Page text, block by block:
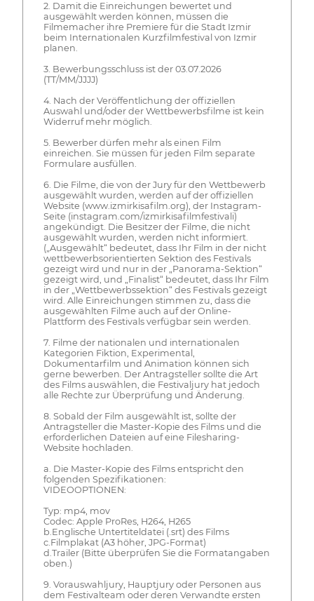
2. Damit die Einreichungen bewertet und
ausgewählt werden können, müssen die
Filmemacher ihre Premiere für die Stadt Izmir
beim Internationalen Kurzfilmfestival von Izmir
planen.
3. Bewerbungsschluss ist der 03.07.2026
(TT/MM/JJJJ)
4. Nach der Veröffentlichung der offiziellen
Auswahl und/oder der Wettbewerbsfilme ist kein
Widerruf mehr möglich.
5. Bewerber dürfen mehr als einen Film
einreichen. Sie müssen für jeden Film separate
Formulare ausfüllen.
6. Die Filme, die von der Jury für den Wettbewerb
ausgewählt wurden, werden auf der offiziellen
Website (www.izmirkisafilm.org), der Instagram-
Seite (instagram.com/izmirkisafilmfestivali)
angekündigt. Die Besitzer der Filme, die nicht
ausgewählt wurden, werden nicht informiert.
(„Ausgewählt“ bedeutet, dass Ihr Film in der nicht
wettbewerbsorientierten Sektion des Festivals
gezeigt wird und nur in der „Panorama-Sektion“
gezeigt wird, und „Finalist“ bedeutet, dass Ihr Film
in der „Wettbewerbssektion“ des Festivals gezeigt
wird. Alle Einreichungen stimmen zu, dass die
ausgewählten Filme auch auf der Online-
Plattform des Festivals verfügbar sein werden.
7. Filme der nationalen und internationalen
Kategorien Fiktion, Experimental,
Dokumentarfilm und Animation können sich
gerne bewerben. Der Antragsteller sollte die Art
des Films auswählen, die Festivaljury hat jedoch
alle Rechte zur Überprüfung und Änderung.
8. Sobald der Film ausgewählt ist, sollte der
Antragsteller die Master-Kopie des Films und die
erforderlichen Dateien auf eine Filesharing-
Website hochladen.
a. Die Master-Kopie des Films entspricht den
folgenden Spezifikationen:
VIDEOOPTIONEN:
Typ: mp4, mov
Codec: Apple ProRes, H264, H265
b.Englische Untertiteldatei (.srt) des Films
c.Filmplakat (A3 höher, JPG-Format)
d.Trailer (Bitte überprüfen Sie die Formatangaben
oben.)
9. Vorauswahljury, Hauptjury oder Personen aus
dem Festivalteam oder deren Verwandte ersten